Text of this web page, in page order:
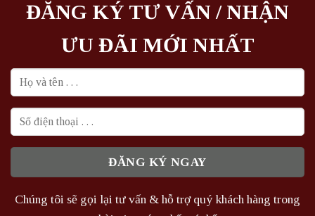
ĐĂNG KÝ TƯ VẤN / NHẬN
ƯU ĐÃI MỚI NHẤT
Chúng tôi sẽ gọi lại tư vấn & hỗ trợ quý khách hàng trong